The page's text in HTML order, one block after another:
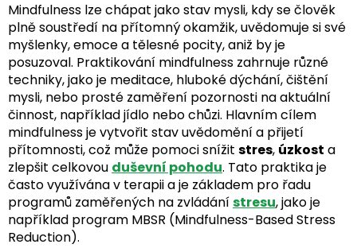
Mindfulness lze chápat jako stav mysli, kdy se člověk
plně soustředí na přítomný okamžik, uvědomuje si své
myšlenky, emoce a tělesné pocity, aniž by je
posuzoval. Praktikování mindfulness zahrnuje různé
techniky, jako je meditace, hluboké dýchání, čištění
mysli, nebo prosté zaměření pozornosti na aktuální
činnost, například jídlo nebo chůzi. Hlavním cílem
mindfulness je vytvořit stav uvědomění a přijetí
přítomnosti, což může pomoci snížit stres, úzkost a
zlepšit celkovou duševní pohodu. Tato praktika je
často využívána v terapii a je základem pro řadu
programů zaměřených na zvládánístresu, jako je
například program MBSR (Mindfulness-Based Stress
Reduction).